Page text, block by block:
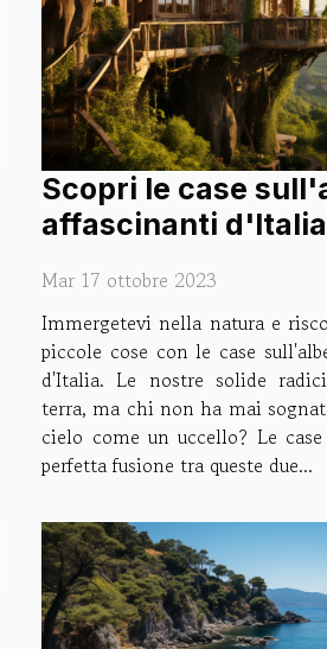
Scopri le case
affascinanti d'Italia
Mar 17 ottobre 2023
Immergetevi nella natura e
piccole cose con le case
d'Italia. Le nostre solide
terra, ma chi non ha mai
cielo come un uccello? Le
perfetta fusione tra queste due...